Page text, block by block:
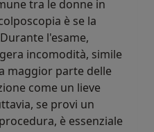
tra le donne in
è se la
l'esame,
incomodità, simile
maggior parte delle
come un lieve
se provi un
è essenziale